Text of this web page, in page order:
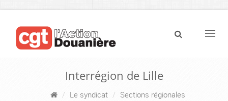
Interrégion de Lille
Le syndicat
Sections régionales